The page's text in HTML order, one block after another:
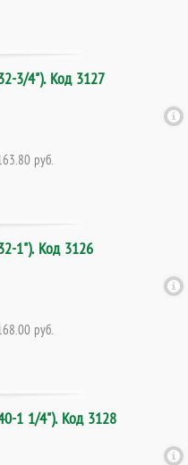
3/4"). Код 3127
руб.
1"). Код 3126
руб.
1 1/4"). Код 3128